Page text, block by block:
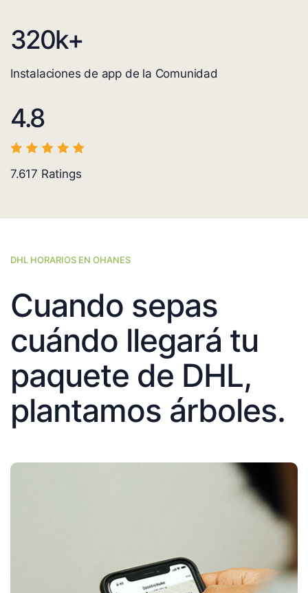
320k+
Instalaciones de app de la Comunidad
4.8
7.617 Ratings
DHL HORARIOS EN OHANES
Cuando sepas
cuándo llegará tu
paquete de DHL,
plantamos árboles.